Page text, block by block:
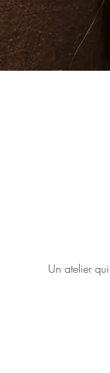
Un atelier